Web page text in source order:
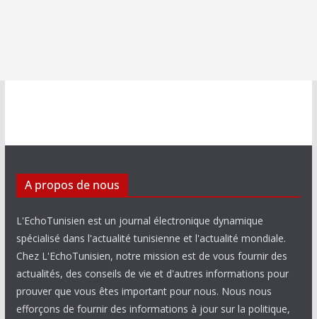
A propos de nous
L'EchoTunisien est un journal électronique dynamique
spécialisé dans l'actualité tunisienne et l'actualité mondiale.
Chez L'EchoTunisien, notre mission est de vous fournir des
actualités, des conseils de vie et d'autres informations pour
prouver que vous êtes important pour nous. Nous nous
efforçons de fournir des informations à jour sur la politique,